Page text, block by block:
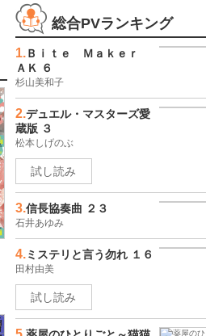
総合PVランキング
1.Ｂｉｔｅ Ｍａｋｅｒ
ＡＫ ６
杉山美和子
2.デュエル・マスターズ愛
蔵版 ３
松本しげのぶ